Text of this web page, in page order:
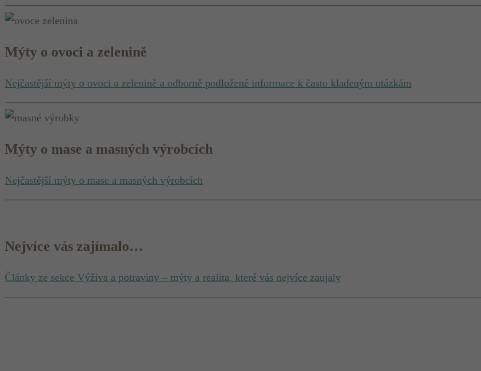
Mýty o ovoci a zelenině
Nejčastější mýty o ovoci a zelenině a odborně podložené informace k často kladeným otázkám
Mýty o mase a masných výrobcích
Nejčastější mýty o mase a masných výrobcích
Nejvíce vás zajímalo…
Články ze sekce Výživa a potraviny – mýty a realita, které vás nejvíce zaujaly